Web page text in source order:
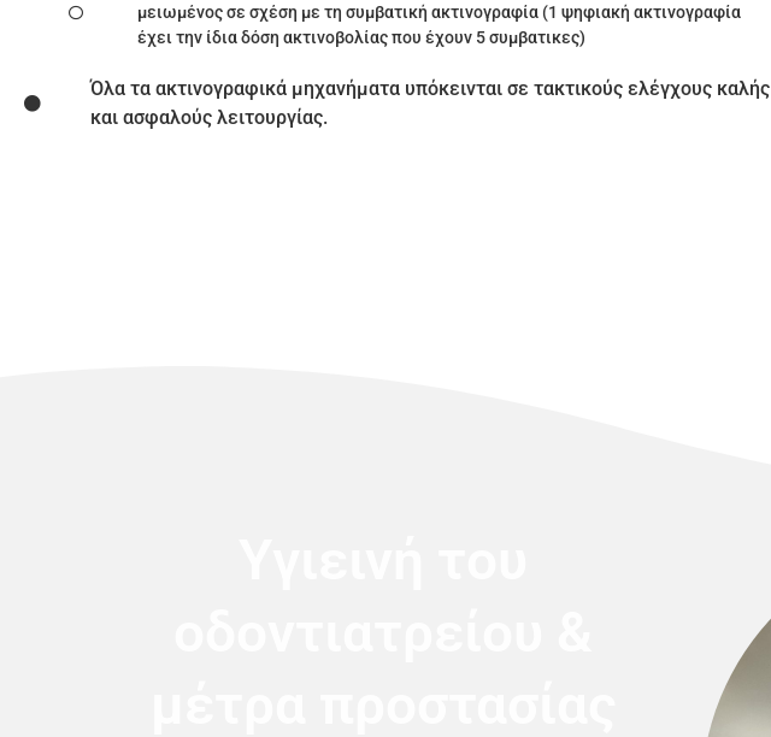
μειωμένος σε σχέση με τη συμβατική ακτινογραφία (1 ψηφιακή ακτινογραφία
έχει την ίδια δόση ακτινοβολίας που έχουν 5 συμβατικες)
Όλα τα ακτινογραφικά μηχανήματα υπόκεινται σε τακτικούς ελέγχους καλής
και ασφαλούς λειτουργίας.